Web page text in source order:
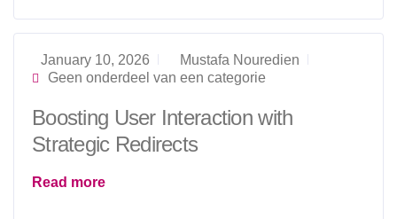
January 10, 2026
Mustafa Nouredien
Geen onderdeel van een categorie
Boosting User Interaction with
Strategic Redirects
Read more